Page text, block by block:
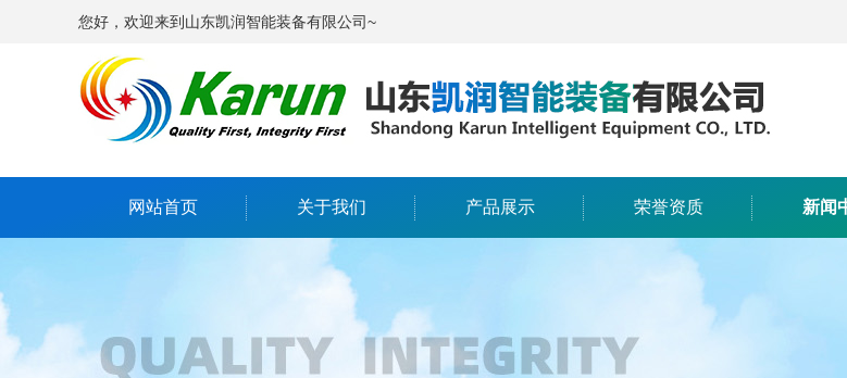
您好，欢迎来到山东凯润智能装备有限公司~
网站首页 关于我们 产品展示 荣誉资质 新闻